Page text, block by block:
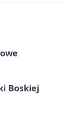
Boskiej